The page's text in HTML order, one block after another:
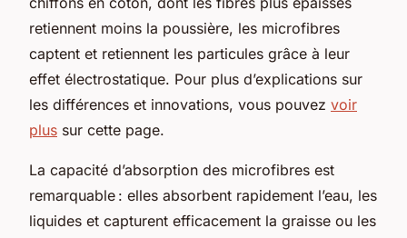
retiennent moins la poussière, les microfibres
captent et retiennent les particules grâce à leur
effet électrostatique. Pour plus d’explications sur
les différences et innovations, vous pouvez voir
plus sur cette page.
La capacité d’absorption des microfibres est
remarquable : elles absorbent rapidement l’eau, les
liquides et capturent efficacement la graisse ou les